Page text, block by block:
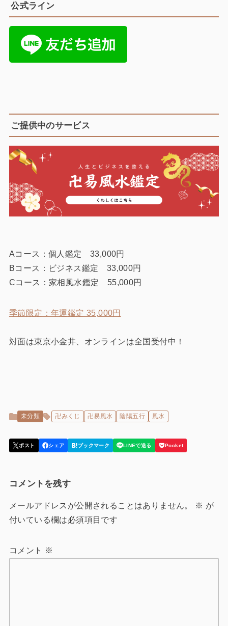
公式ライン
ご提供中のサービス
Aコース：個人鑑定 33,000円
Bコース：ビジネス鑑定 33,000円
Cコース：家相風水鑑定 55,000円
季節限定：年運鑑定 35,000円
対面は東京小金井、オンラインは全国受付中！
未分類 卍みくじ 卍易風水 陰陽五行 風水
コメントを残す
メールアドレスが公開されることはありません。 ※ が
付いている欄は必須項目です
コメント ※